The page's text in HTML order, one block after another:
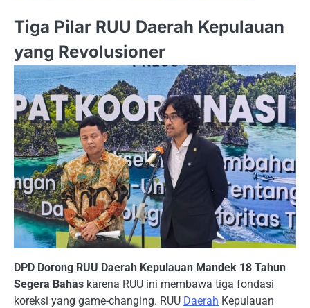
Tiga Pilar RUU Daerah Kepulauan
yang Revolusioner
DPD Dorong RUU Daerah Kepulauan Mandek 18 Tahun
Segera Bahas karena RUU ini membawa tiga fondasi
koreksi yang game-changing. RUU Daerah Kepulauan